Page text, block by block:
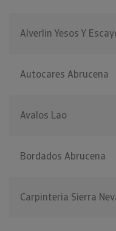
Alverlin Yesos Y
Autocares Abrucena
Avalos Lao
Bordados Abrucena
Carpinteria Sierra